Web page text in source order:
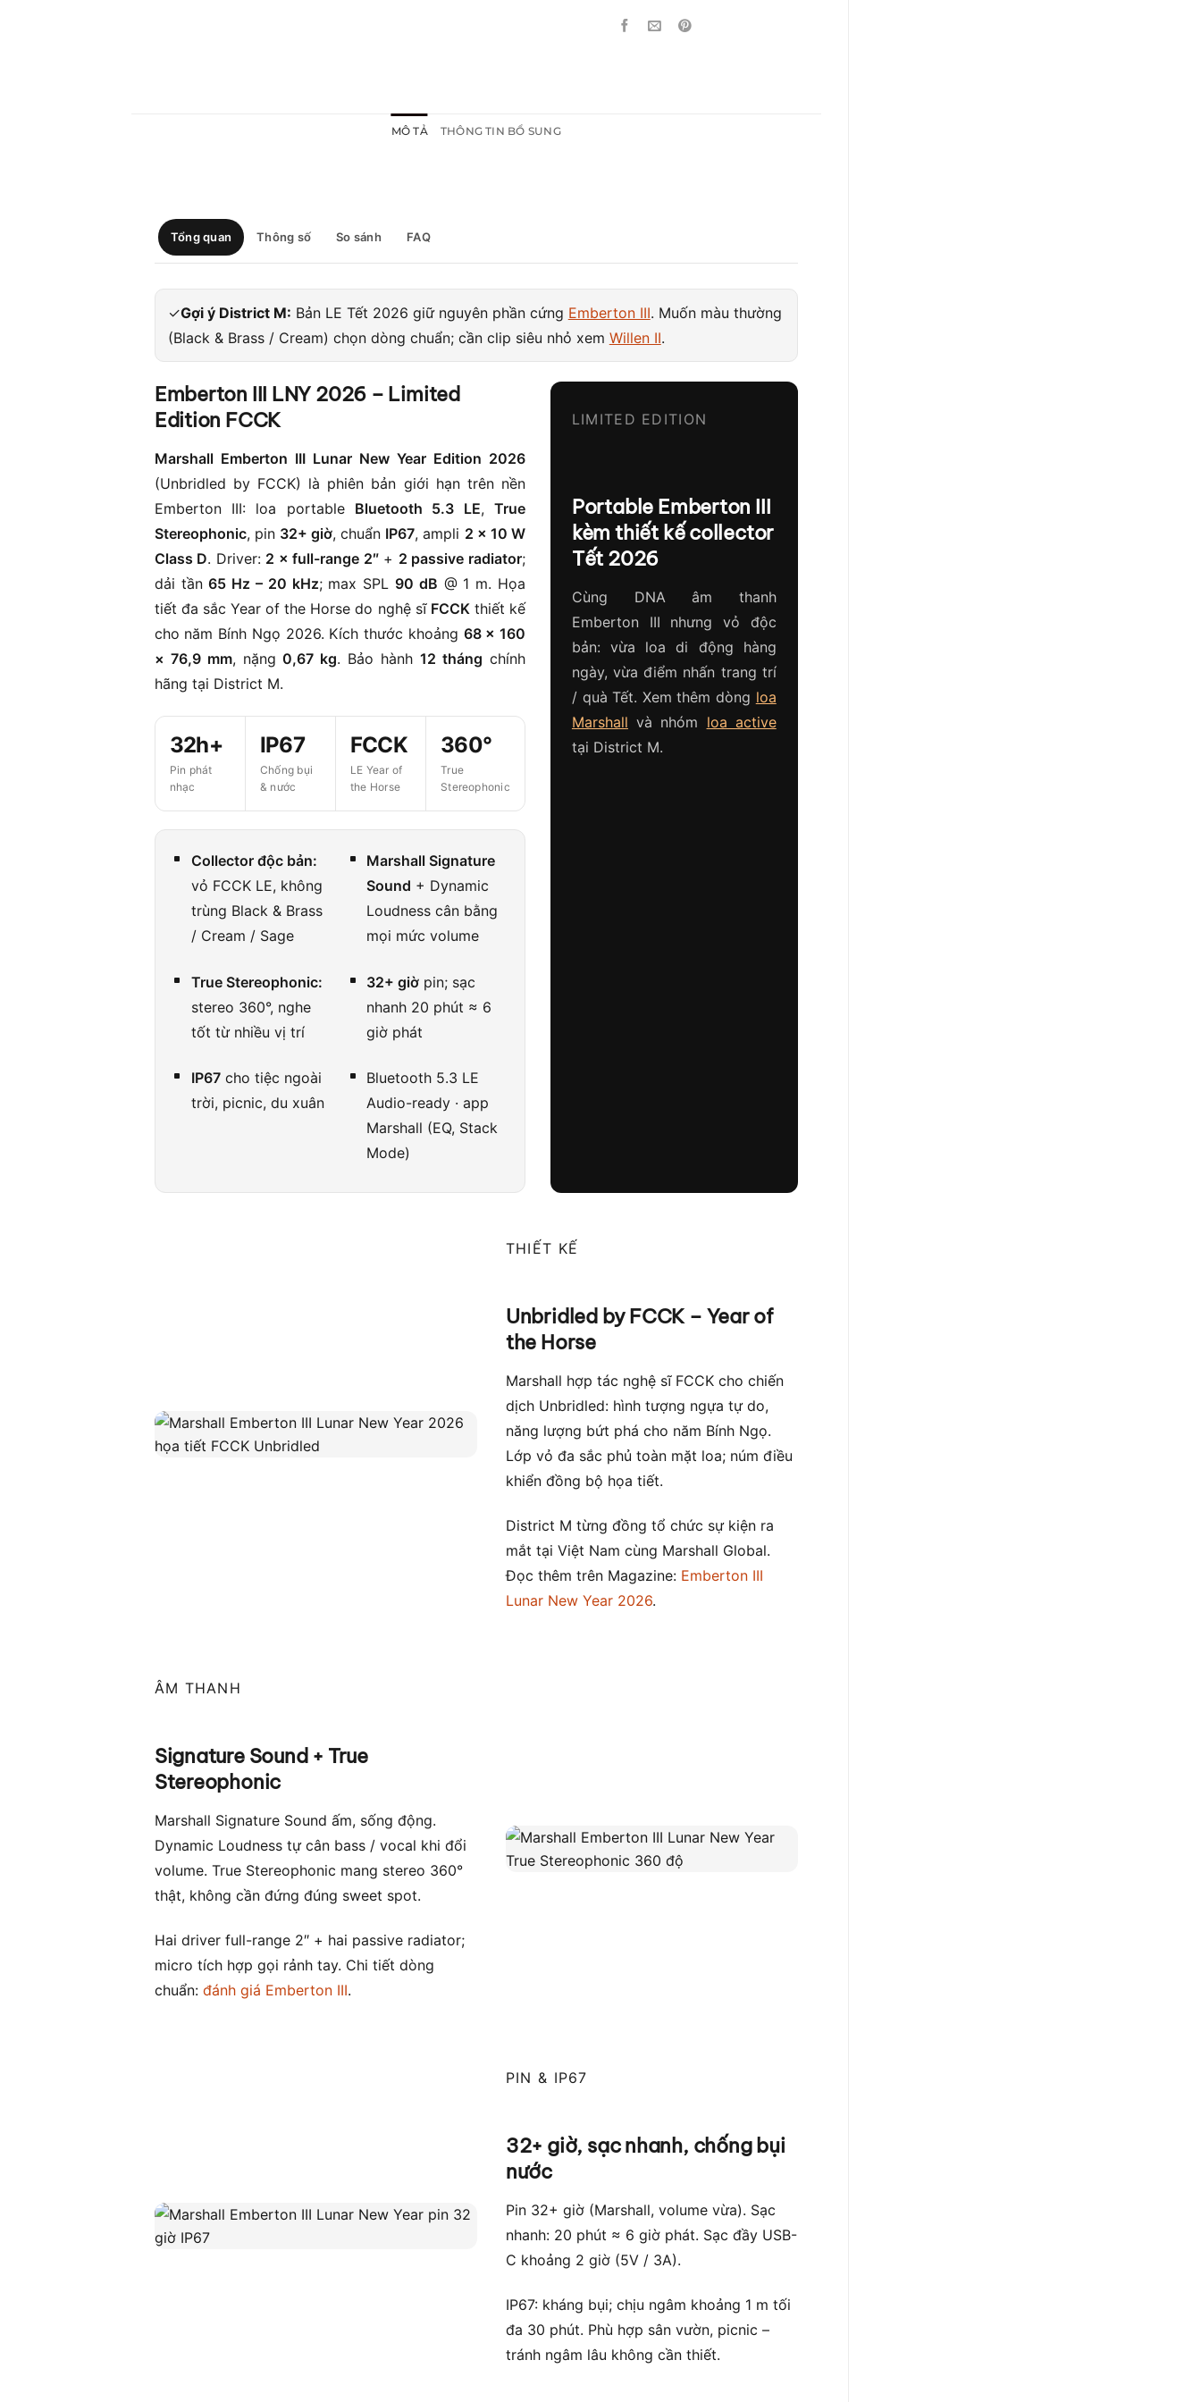
MÔ TẢ THÔNG TIN BỔ SUNG
Tổng quan Thông số So sánh FAQ
✓Gợi ý District M: Bản LE Tết 2026 giữ nguyên phần cứng Emberton III. Muốn màu thường
(Black & Brass / Cream) chọn dòng chuẩn; cần clip siêu nhỏ xem Willen II.
Emberton III LNY 2026 – Limited
Edition FCCK
Marshall Emberton III Lunar New Year Edition 2026
(Unbridled by FCCK) là phiên bản giới hạn trên nền
Emberton III: loa portable Bluetooth 5.3 LE, True
Stereophonic, pin 32+ giờ, chuẩn IP67, ampli 2 × 10 W
Class D. Driver: 2 × full-range 2″+ 2 passive radiator;
dải tần65 Hz – 20 kHz; max SPL 90 dB @ 1 m. Họa
tiết đa sắc Year of the Horse do nghệ sĩ FCCKthiết kế
cho năm Bính Ngọ 2026. Kích thước khoảng 68 × 160
× 76,9 mm, nặng0,67 kg. Bảo hành12 tháng chính
hãng tại District M.
32h+
Pin phát
nhạc
IP67
Chống bụi
& nước
FCCK
LE Year of
the Horse
360°
True
Stereophonic
Collector độc bản:
vỏ FCCK LE, không
trùng Black & Brass
/ Cream / Sage
Marshall Signature
Sound + Dynamic
Loudness cân bằng
mọi mức volume
True Stereophonic:
stereo 360°, nghe
tốt từ nhiều vị trí
32+ giờ pin; sạc
nhanh 20 phút ≈ 6
giờ phát
IP67cho tiệc ngoài
trời, picnic, du xuân
Bluetooth 5.3 LE
Audio-ready · app
Marshall (EQ, Stack
Mode)
LIMITED EDITION
Portable Emberton III
kèm thiết kế collector
Tết 2026
Cùng DNA âm thanh
Emberton III nhưng vỏ độc
bản: vừa loa di động hàng
ngày, vừa điểm nhấn trang trí
/ quà Tết. Xem thêm dòng loa
Marshall và nhóm loa active
tại District M.
THIẾT KẾ
Unbridled by FCCK – Year of
the Horse
Marshall hợp tác nghệ sĩ FCCK cho chiến
dịch Unbridled: hình tượng ngựa tự do,
năng lượng bứt phá cho năm Bính Ngọ.
Lớp vỏ đa sắc phủ toàn mặt loa; núm điều
khiển đồng bộ họa tiết.
District M từng đồng tổ chức sự kiện ra
mắt tại Việt Nam cùng Marshall Global.
Đọc thêm trên Magazine: Emberton III
Lunar New Year 2026.
ÂM THANH
Signature Sound + True
Stereophonic
Marshall Signature Sound ấm, sống động.
Dynamic Loudness tự cân bass / vocal khi đổi
volume. True Stereophonic mang stereo 360°
thật, không cần đứng đúng sweet spot.
Hai driver full-range 2″ + hai passive radiator;
micro tích hợp gọi rảnh tay. Chi tiết dòng
chuẩn: đánh giá Emberton III.
PIN & IP67
32+ giờ, sạc nhanh, chống bụi
nước
Pin 32+ giờ (Marshall, volume vừa). Sạc
nhanh: 20 phút ≈ 6 giờ phát. Sạc đầy USB-
C khoảng 2 giờ (5V / 3A).
IP67: kháng bụi; chịu ngâm khoảng 1 m tối
đa 30 phút. Phù hợp sân vườn, picnic –
tránh ngâm lâu không cần thiết.